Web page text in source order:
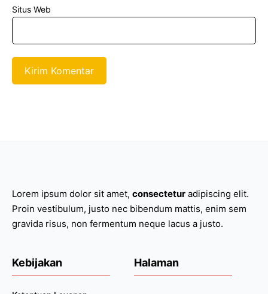
Situs Web
Lorem ipsum dolor sit amet, consectetur adipiscing elit.
Proin vestibulum, justo nec bibendum mattis, enim sem
gravida risus, non fermentum neque lacus a justo.
Kebijakan Halaman